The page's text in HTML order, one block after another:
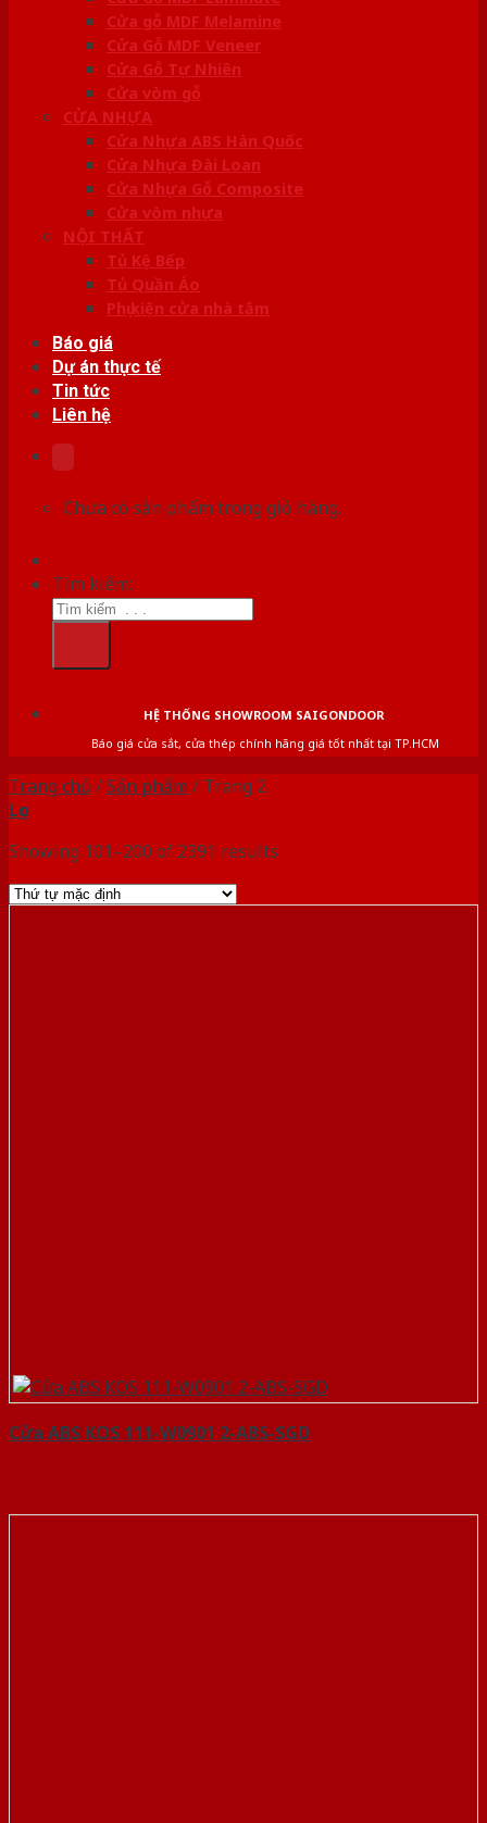
Cửa gỗ MDF Melamine
Cửa Gỗ MDF Veneer
Cửa Gỗ Tự Nhiên
Cửa vòm gỗ
CỬA NHỰA
Cửa Nhựa ABS Hàn Quốc
Cửa Nhựa Đài Loan
Cửa Nhựa Gỗ Composite
Cửa vòm nhựa
NỘI THẤT
Tủ Kệ Bếp
Tủ Quần Áo
Phụ kiện cửa nhà tắm
Báo giá
Dự án thực tế
Tin tức
Liên hệ
Chưa có sản phẩm trong giỏ hàng.
Tìm kiếm:
HỆ THỐNG SHOWROOM SAIGONDOOR
Báo giá cửa sắt, cửa thép chính hãng giá tốt nhất tại TP.HCM
Trang chủ /Sản phẩm / Trang 2
Lọc
Showing 101–200 of 2391 results
Cửa ABS KOS 111-W0901 2-ABS-SGD